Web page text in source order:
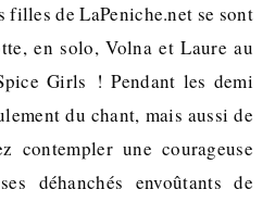
de LaPeniche.net se sont
en solo, Volna et Laure au
Girls ! Pendant les demi
du chant, mais aussi de
contempler une courageuse
déhanchés envoûtants de